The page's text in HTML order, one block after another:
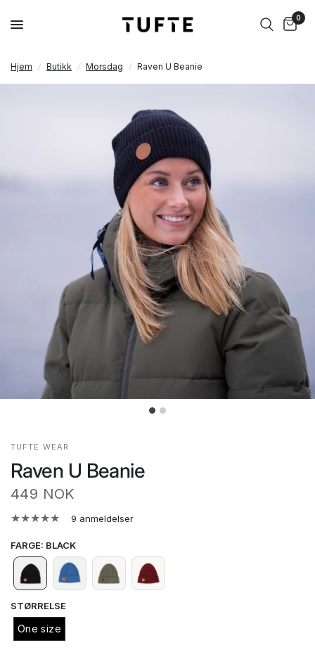
0
Hjem / Butikk / Morsdag / Raven U Beanie
NYHET
TUFTE WEAR
Raven U Beanie
449 NOK
9 anmeldelser
FARGE: BLACK
STØRRELSE
One size